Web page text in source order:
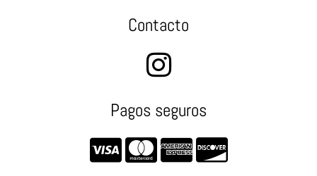
Contacto
Pagos seguros